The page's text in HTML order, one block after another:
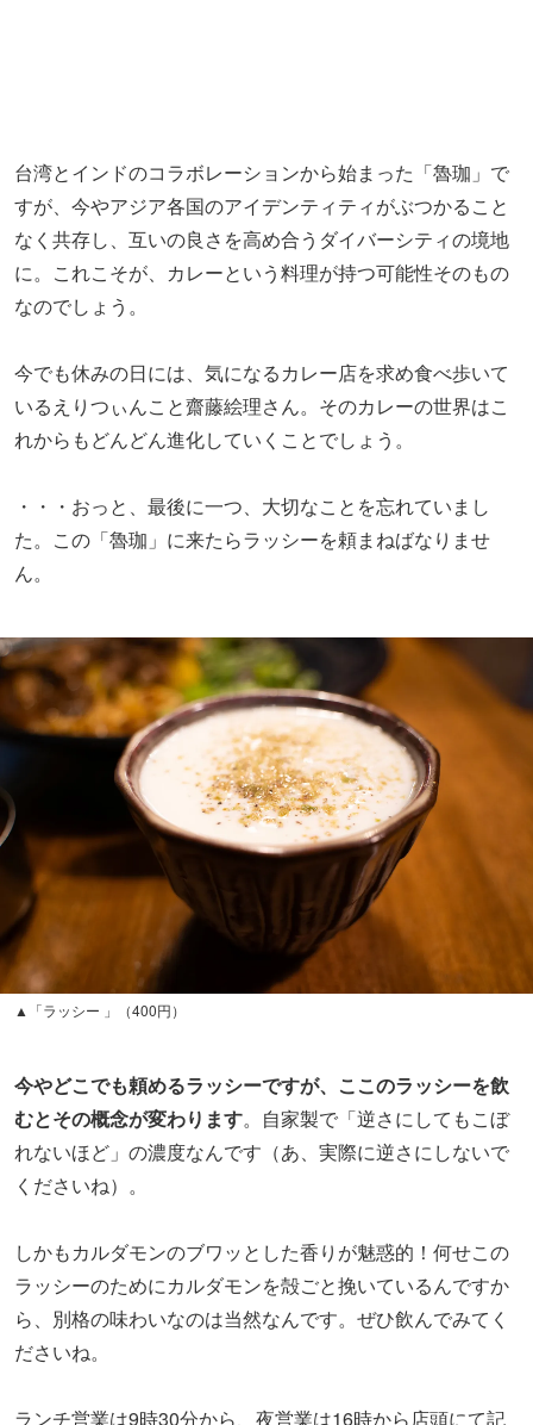
た。この「魯珈」に来たらラッシーを頼まねばなりませ
ん。
▲「ラッシー 」（400円）
今やどこでも頼めるラッシーですが、ここのラッシーを飲
むとその概念が変わります。自家製で「逆さにしてもこぼ
れないほど」の濃度なんです（あ、実際に逆さにしないで
くださいね）。
しかもカルダモンのブワッとした香りが魅惑的！何せこの
ラッシーのためにカルダモンを殻ごと挽いているんですか
ら、別格の味わいなのは当然なんです。ぜひ飲んでみてく
ださいね。
帳受付が始まります。混雑時には開始時刻前から記帳待ち
の列ができることもあるので、少し早めの時間の訪問がオ
ススメですよ。
スポット
SPICY CURRY 魯珈